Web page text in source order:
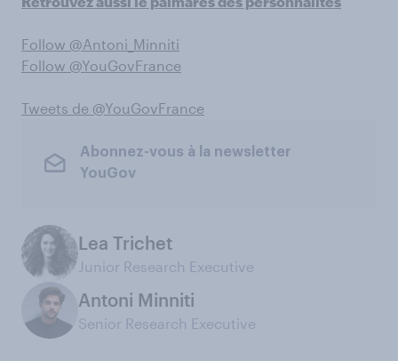
Follow @Antoni_Minniti
Follow @YouGovFrance
Tweets de @YouGovFrance
Abonnez-vous à la newsletter
YouGov
Lea Trichet
Junior Research Executive
Antoni Minniti
Senior Research Executive